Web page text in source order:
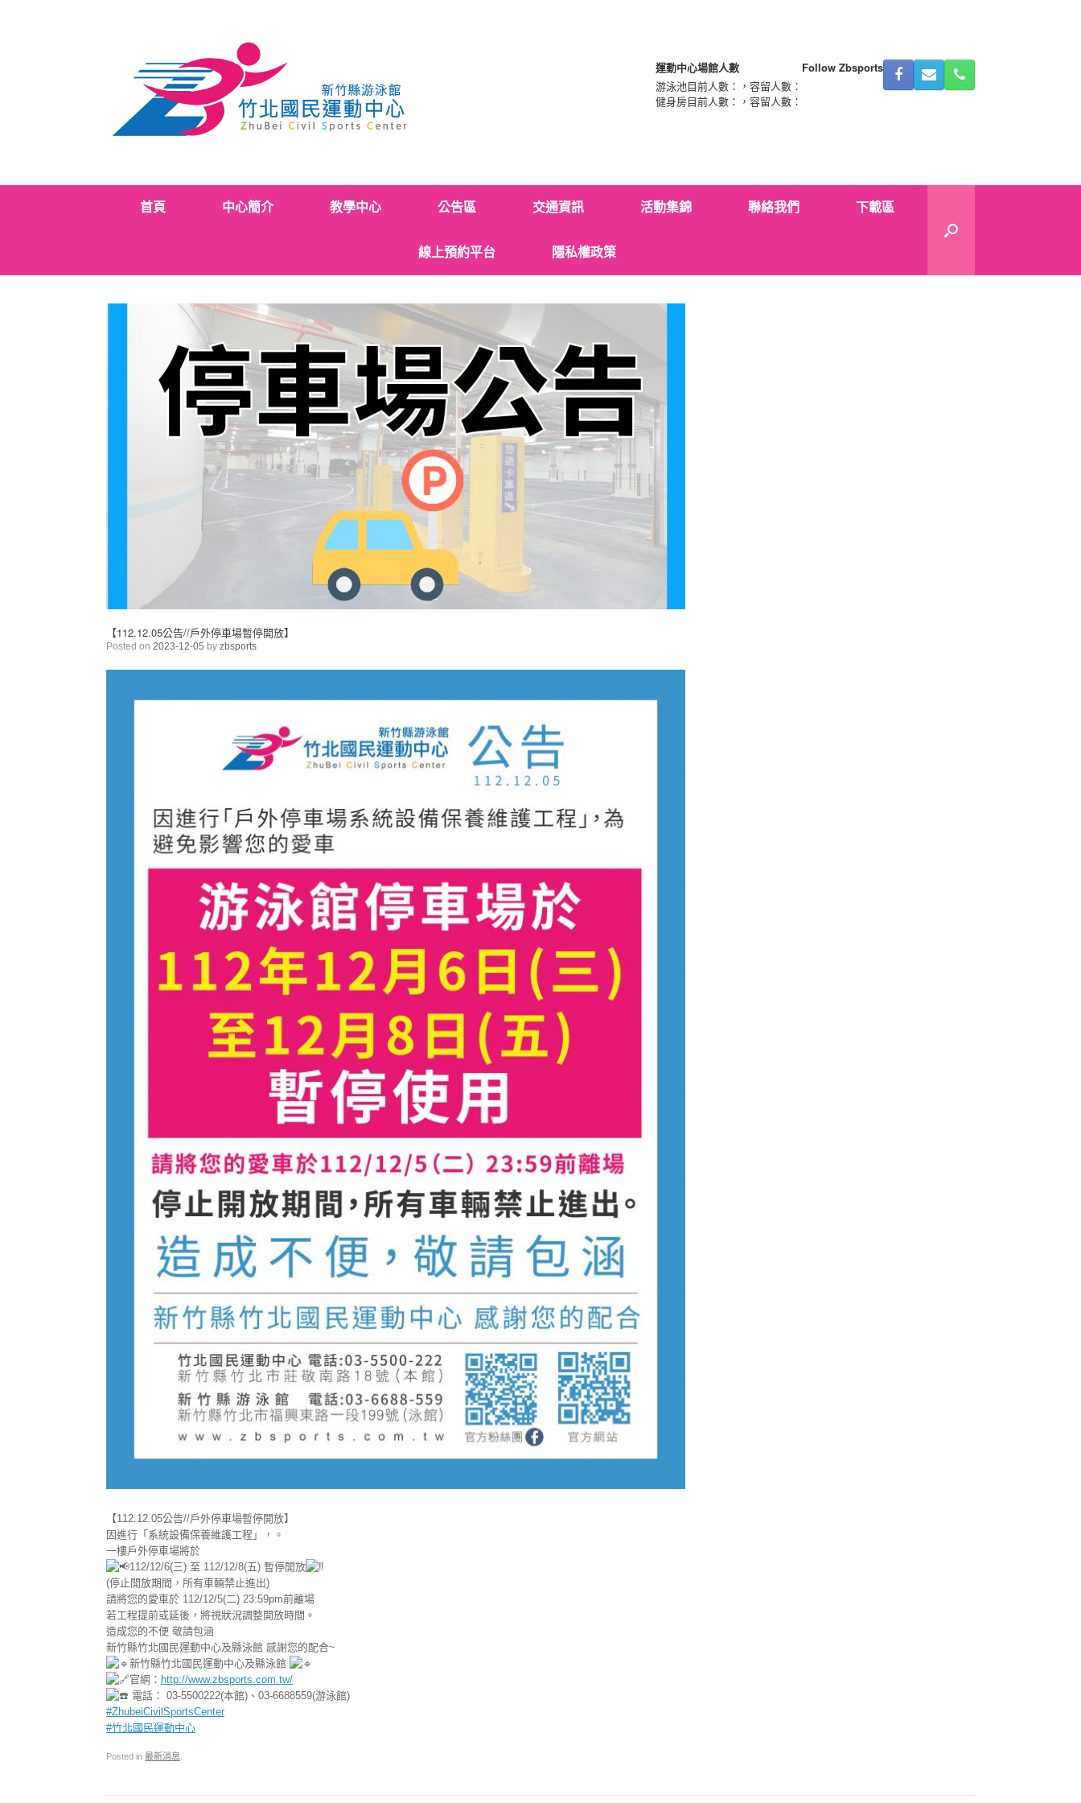
運動中心場館人數
游泳池目前人數：
，容留人數：
健身房目前人數：
，容留人數：
Follow Zbsports
首頁 中心簡介 教學中心 公告區 交通資訊 活動集錦 聯絡我們 下載區
線上預約平台 隱私權政策
【112.12.05公告//戶外停車場暫停開放】
Posted on 2023-12-05 by zbsports
【112.12.05公告//戶外停車場暫停開放】
因進行「系統設備保養維護工程」，。
一樓戶外停車場將於
112/12/6(三) 至 112/12/8(五) 暫停開放
(停止開放期間，所有車輛禁止進出)
請將您的愛車於 112/12/5(二) 23:59pm前離場
若工程提前或延後，將視狀況調整開放時間。
造成您的不便 敬請包涵
新竹縣竹北國民運動中心及縣泳館 感謝您的配合~
新竹縣竹北國民運動中心及縣泳館
官網： http://www.zbsports.com.tw/
電話： 03-5500222(本館)、03-6688559(游泳館)
#ZhubeiCivilSportsCenter
#竹北國民運動中心
Posted in 最新消息